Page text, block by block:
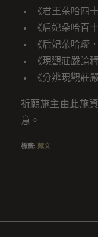
《君王朵哈四
《后妃朵哈百
《后妃朵哈疏
《現觀莊嚴論
《分辨現觀莊
祈願施主由此施
意。
標籤: 藏文